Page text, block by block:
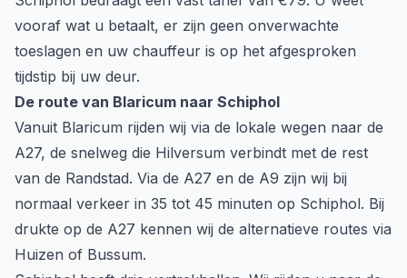
vooraf wat u betaalt, er zijn geen onverwachte
toeslagen en uw chauffeur is op het afgesproken
tijdstip bij uw deur.
De route van Blaricum naar Schiphol
Vanuit Blaricum rijden wij via de lokale wegen naar de
A27, de snelweg die Hilversum verbindt met de rest
van de Randstad. Via de A27 en de A9 zijn wij bij
normaal verkeer in 35 tot 45 minuten op Schiphol. Bij
drukte op de A27 kennen wij de alternatieve routes via
Huizen of Bussum.